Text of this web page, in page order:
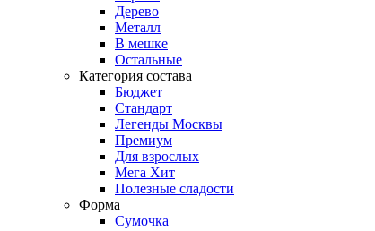
Дерево
Металл
В мешке
Остальные
Категория состава
Бюджет
Стандарт
Легенды Москвы
Премиум
Для взрослых
Мега Хит
Полезные сладости
Форма
Сумочка